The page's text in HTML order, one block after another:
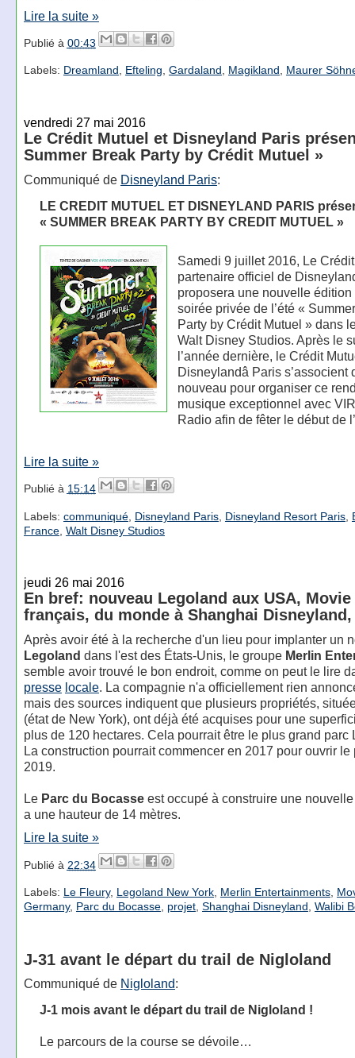
Lire la suite »
Publié à 00:43
Labels: Dreamland, Efteling, Gardaland, Magikland, Maurer
vendredi 27 mai 2016
Le Crédit Mutuel et Disneyland Paris
Summer Break Party by Crédit Mutuel »
Communiqué de Disneyland Paris:
LE CREDIT MUTUEL ET DISNEYLAND PARIS
« SUMMER BREAK PARTY BY CREDIT MUTUEL »
Samedi 9 juillet 2016, Le
partenaire officiel de
proposera une nouvelle édition
soirée privée de l’été «
Party by Crédit Mutuel » dans
Walt Disney Studios. Après le
l’année dernière, le Crédit
Disneylandâ Paris s’associent
nouveau pour organiser ce
musique exceptionnel avec
Radio afin de fêter le début de
Lire la suite »
Publié à 15:14
Labels: communiqué, Disneyland Paris, Disneyland Resort Paris,
France, Walt Disney Studios
jeudi 26 mai 2016
En bref: nouveau Legoland aux USA, Movie
français, du monde à Shanghai
Après avoir été à la recherche d'un lieu pour implanter un
Legoland dans l'est des États-Unis, le groupe Merlin
semble avoir trouvé le bon endroit, comme on peut le lire
presse locale. La compagnie n'a officiellement rien
mais des sources indiquent que plusieurs propriétés,
(état de New York), ont déjà été acquises pour une
plus de 120 hectares. Cela pourrait être le plus grand parc
La construction pourrait commencer en 2017 pour ouvrir le
2019.
Le Parc du Bocasseest occupé à construire une
a une hauteur de 14 mètres.
Lire la suite »
Publié à 22:34
Labels: Le Fleury, Legoland New York, Merlin Entertainments,
Germany, Parc du Bocasse, projet, Shanghai Disneyland Walibi
J-31 avant le départ du trail de Nigloland
Communiqué de Nigloland:
J-1 mois avant le départ du trail de Nigloland !
Le parcours de la course se dévoile…